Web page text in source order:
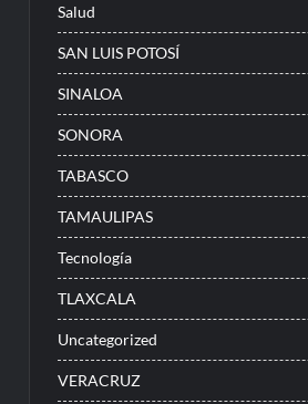
Salud
SAN LUIS POTOSÍ
SINALOA
SONORA
TABASCO
TAMAULIPAS
Tecnología
TLAXCALA
Uncategorized
VERACRUZ